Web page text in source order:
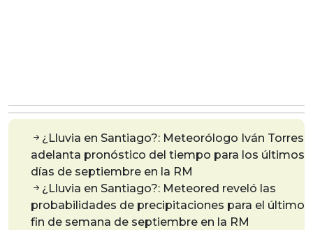
¿Lluvia en Santiago?: Meteorólogo Iván Torres
adelanta pronóstico del tiempo para los últimos
días de septiembre en la RM
¿Lluvia en Santiago?: Meteored reveló las
probabilidades de precipitaciones para el último
fin de semana de septiembre en la RM